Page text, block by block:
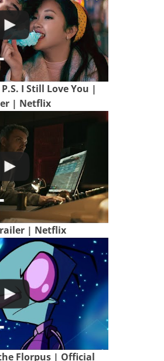
P.S. I Still Love You |
| Netflix
| Netflix
Florpus | Official